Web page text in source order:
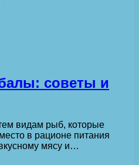
советы и
видам рыб, которые
в рационе питания
мясу и…